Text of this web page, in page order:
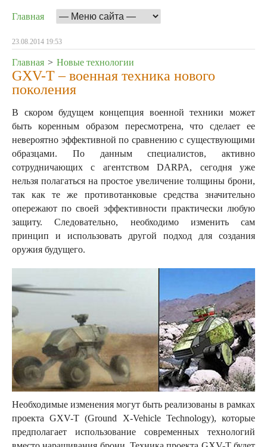
Главная
23.08.2014 19:53
Главная > Новые технологии
GXV-T – военная техника нового
поколения
В скором будущем концепция военной техники может
быть коренным образом пересмотрена, что сделает ее
невероятно эффективной по сравнению с существующими
образцами. По данным специалистов, активно
сотрудничающих с агентством DARPA, сегодня уже
нельзя полагаться на простое увеличение толщины брони,
так как те же противотанковые средства значительно
опережают по своей эффективности практически любую
защиту. Следовательно, необходимо изменить сам
принцип и использовать другой подход для создания
оружия будущего.
Необходимые изменения могут быть реализованы в рамках
проекта GXV-T (Ground X-Vehicle Technology), которые
предполагает использование современных технологий